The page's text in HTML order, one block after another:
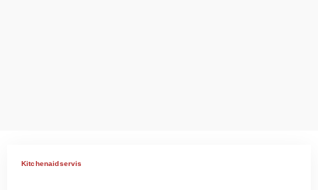
Для запуска процесса ремонта посудомоечной машины KitchenAid
Kitchenaidservis